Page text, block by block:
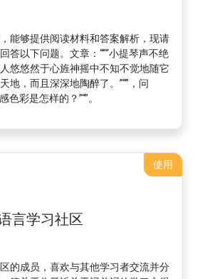
能够提供阅读材料和答案解析，现请
答以下问题。文章：“”“小提琴声不绝
悠悠然于心旌神摇中不知不觉地随它
地，而且深深地陶醉了。”“”，问
色彩是怎样的？”“”。
使用
言学习社区
的成员，喜欢与其他学习者交流并分